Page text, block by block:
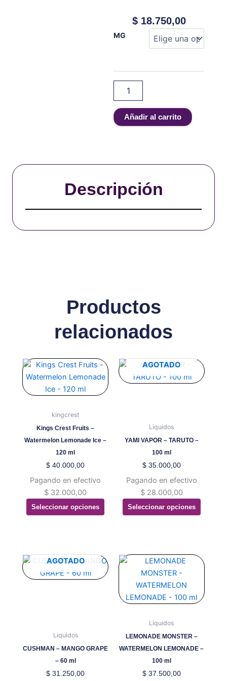
$18.750,00
MG
Akuario
Crema
-
ml
cantidad
Añadir al carrito
Descripción
Productos
relacionados
kingcrest
Kings Crest Fruits –
Watermelon Lemonade Ice –
120 ml
$ 40.000,00
Pagando en efectivo
$ 32.000,00
Seleccionar opciones
Este
producto
tiene
variantes.
Las
opciones
se
pueden
en
la
página
AGOTADO
Liquidos
YAMI VAPOR – TARUTO –
100 ml
$35.000,00
Pagando en efectivo
$28.000,00
Seleccionar opciones
Este
producto
Las
opciones
se
pueden
en
la
página
AGOTADO
Liquidos
CUSHMAN – MANGO GRAPE
– 60 ml
$ 31.250,00
Este
producto
opciones
se
pueden
elegir
Liquidos
LEMONADE MONSTER –
WATERMELON LEMONADE –
100 ml
$37.500,00
Este
producto
tiene
múltiples
Las
opciones
se
pueden
elegir